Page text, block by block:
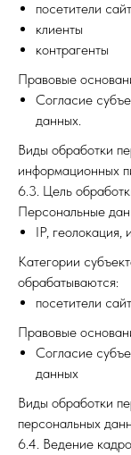
посетители
клиенты
контрагенты
Правовые
Согласие
данных.
Виды обработки
информационных
6.3. Цель
Персональные
IP, геолокация,
Категории
обрабатываются:
посетители
Правовые
Согласие
данных
Виды обработки
персональных
6.4. Ведение